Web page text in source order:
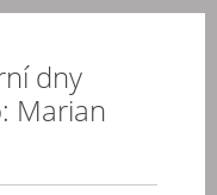
dny
Marian